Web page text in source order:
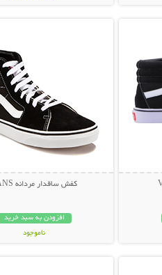
کفش ساقدار مردانه VANS
افزودن به سبد خرید
ناموجود